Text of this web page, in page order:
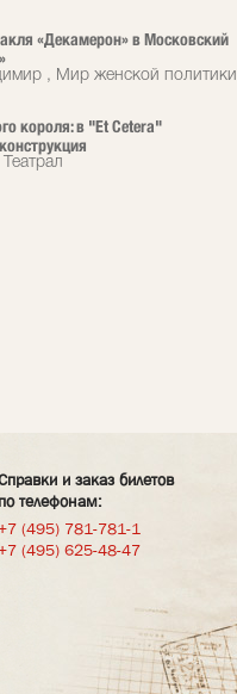
«Декамерон» в Московский
, Мир женской политики
короля: в "Et Cetera"
и заказ билетов
по телефонам:
(495) 781-781-1
(495) 625-48-47